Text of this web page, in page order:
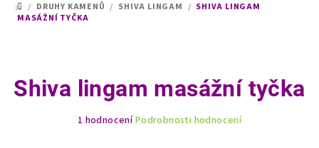
DOMŮ
/ DRUHY KAMENŮ / SHIVA LINGAM / SHIVA LINGAM
MASÁŽNÍ TYČKA
Shiva lingam masážní tyčka
1 hodnoceníPodrobnosti hodnocení